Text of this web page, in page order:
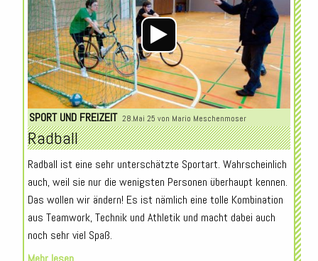
SPORT UND FREIZEIT 28.Mai 25 von Mario Meschenmoser
Radball
Radball ist eine sehr unterschätzte Sportart. Wahrscheinlich
auch, weil sie nur die wenigsten Personen überhaupt kennen.
Das wollen wir ändern! Es ist nämlich eine tolle Kombination
aus Teamwork, Technik und Athletik und macht dabei auch
noch sehr viel Spaß.